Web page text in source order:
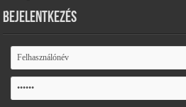
Bejelentkezés